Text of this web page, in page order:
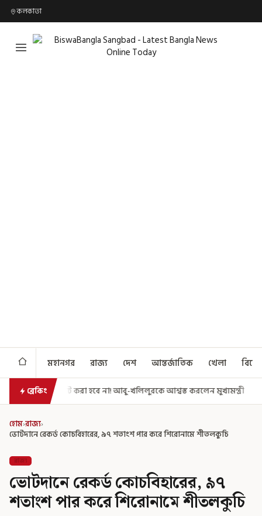
কলকাতা
মহানগর রাজ্য দেশ আন্তর্জাতিক খেলা
ব্রেকিং
হবে না! আবু-খলিলুরকে আশ্বস্ত করলেন মুখ্যমন্ত্রী এগিয়ে গেল আরও একধাপ,
হোম›রাজ্য›
ভোটদানে রেকর্ড কোচবিহারের, ৯৭ শতাংশ পার করে শিরোনামে শীতলকুচি
রাজ্য
ভোটদানে রেকর্ড কোচবিহারের, ৯৭
শতাংশ পার করে শিরোনামে শীতলকুচি